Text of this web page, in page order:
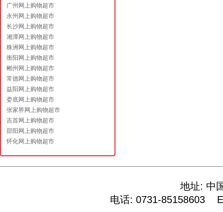
广州网上购物超市
永州网上购物超市
长沙网上购物超市
湘潭网上购物超市
株洲网上购物超市
衡阳网上购物超市
郴州网上购物超市
常德网上购物超市
益阳网上购物超市
娄底网上购物超市
张家界网上购物超市
吉首网上购物超市
邵阳网上购物超市
怀化网上购物超市
地址: 中
电话: 0731-85158603